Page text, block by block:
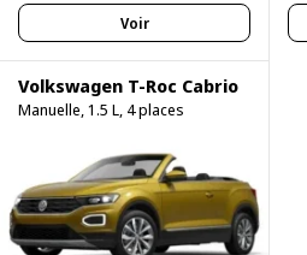
Voir
Volkswagen T-Roc Cabrio
Manuelle, 1.5 L, 4 places